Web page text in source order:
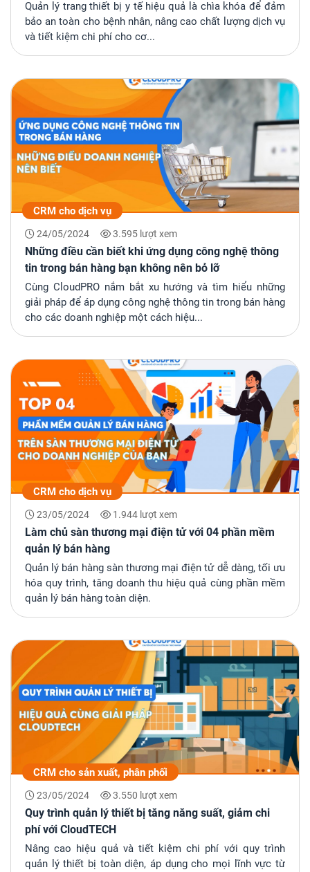
Quản lý trang thiết bị y tế hiệu quả là chìa khóa để đảm
bảo an toàn cho bệnh nhân, nâng cao chất lượng dịch vụ
và tiết kiệm chi phí cho cơ...
CRM cho dịch vụ
24/05/2024 3.595 lượt xem
Những điều cần biết khi ứng dụng công nghệ thông
tin trong bán hàng bạn không nên bỏ lỡ
Cùng CloudPRO nắm bắt xu hướng và tìm hiểu những
giải pháp để áp dụng công nghệ thông tin trong bán hàng
cho các doanh nghiệp một cách hiệu...
CRM cho dịch vụ
23/05/2024 1.944 lượt xem
Làm chủ sàn thương mại điện tử với 04 phần mềm
quản lý bán hàng
Quản lý bán hàng sàn thương mại điện tử dễ dàng, tối ưu
hóa quy trình, tăng doanh thu hiệu quả cùng phần mềm
quản lý bán hàng toàn diện.
CRM cho sản xuất, phân phối
23/05/2024 3.550 lượt xem
Quy trình quản lý thiết bị tăng năng suất, giảm chi
phí với CloudTECH
Nâng cao hiệu quả và tiết kiệm chi phí với quy trình
quản lý thiết bị toàn diện, áp dụng cho mọi lĩnh vực từ